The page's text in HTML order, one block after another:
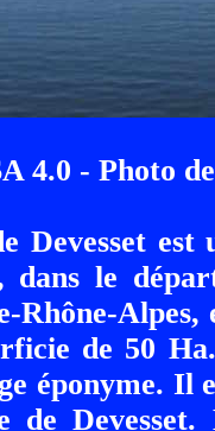
4.0 - Photo
Devesset
dans le
Rhône-Alpes,
de 50
éponyme. Il
de